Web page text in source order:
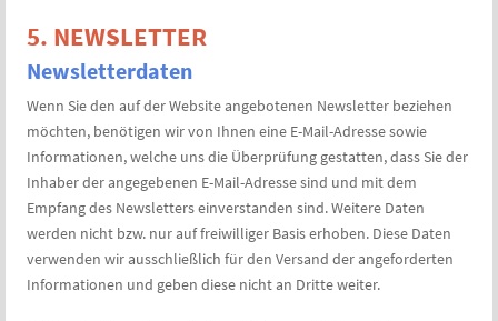
5. NEWSLETTER
Newsletter­daten
Wenn Sie den auf der Website angebotenen Newsletter beziehen
möchten, benötigen wir von Ihnen eine E-Mail-Adresse sowie
Informationen, welche uns die Überprüfung gestatten, dass Sie der
Inhaber der angegebenen E-Mail-Adresse sind und mit dem
Empfang des Newsletters einverstanden sind. Weitere Daten
werden nicht bzw. nur auf freiwilliger Basis erhoben. Diese Daten
verwenden wir ausschließlich für den Versand der angeforderten
Informationen und geben diese nicht an Dritte weiter.